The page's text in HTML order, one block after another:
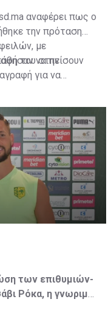
αναφέρει πως ο
την πρόταση
με
του στην
να πείσουν
για να
μετακομίσει
το τρέχον
των επιθυμιών-
Ρόκα, η γνωριμία